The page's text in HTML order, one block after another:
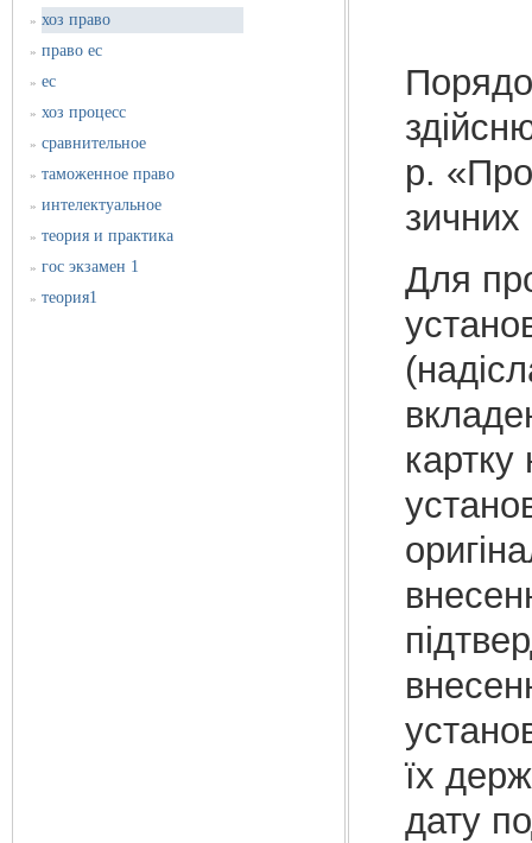
» хоз право
» право ес
» ес
» хоз процесс
» сравнительное
» таможенное право
» интелектуальное
» теория и практика
» гос экзамен 1
» теория1
р.
зичних
Для
картку
їх
дату